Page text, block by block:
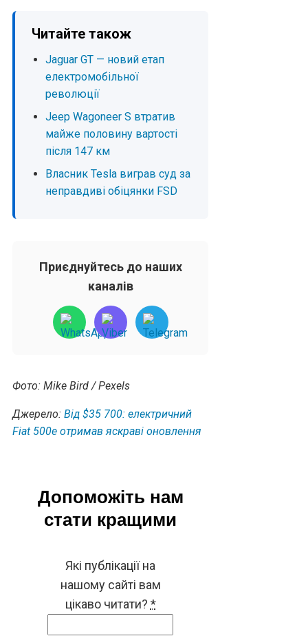
Читайте також
Jaguar GT — новий етап
електромобільної
революції
Jeep Wagoneer S втратив
майже половину вартості
після 147 км
Власник Tesla виграв суд за
неправдиві обіцянки FSD
Приєднуйтесь до наших
каналів
Фото: Mike Bird / Pexels
Джерело: Від $35 700: електричний
Fiat 500е отримав яскраві оновлення
Допоможіть нам
стати кращими
Які публікації на
нашому сайті вам
цікаво читати? *